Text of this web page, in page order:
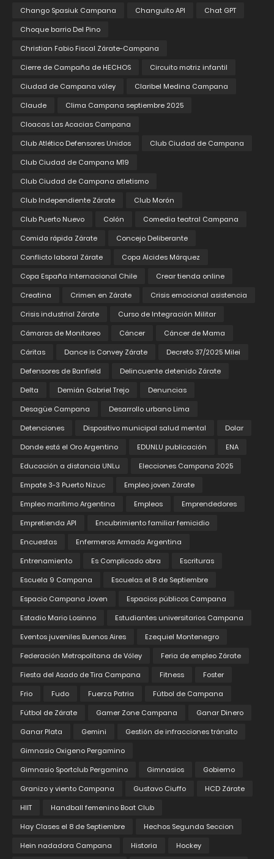
Chango Spasiuk Campana
Changuito API
Chat GPT
Choque barrio Del Pino
Christian Fabio Fiscal Zárate-Campana
Cierre de Campaña de HECHOS
Circuito motriz infantil
Ciudad de Campana vóley
Claribel Medina Campana
Claude
Clima Campana septiembre 2025
Cloacas Las Acacias Campana
Club Atlético Defensores Unidos
Club Ciudad de Campana
Club Ciudad de Campana M19
Club Ciudad de Campana atletismo
Club Independiente Zárate
Club Morón
Club Puerto Nuevo
Colón
Comedia teatral Campana
Comida rápida Zárate
Concejo Deliberante
Conflicto laboral Zárate
Copa Alcides Márquez
Copa España Internacional Chile
Crear tienda online
Creatina
Crimen en Zárate
Crisis emocional asistencia
Crisis industrial Zárate
Curso de Integración Militar
Cámaras de Monitoreo
Cáncer
Cáncer de Mama
Cáritas
Dance is Convey Zárate
Decreto 37/2025 Milei
Defensores de Banfield
Delincuente detenido Zárate
Delta
Demián Gabriel Trejo
Denuncias
Desagüe Campana
Desarrollo urbano Lima
Detenciones
Dispositivo municipal salud mental
Dolar
Donde está el Oro Argentino
EDUNLU publicación
ENA
Educación a distancia UNLu
Elecciones Campana 2025
Empate 3-3 Puerto Nizuc
Empleo joven Zárate
Empleo marítimo Argentina
Empleos
Emprendedores
Empretienda API
Encubrimiento familiar femicidio
Encuestas
Enfermeros Armada Argentina
Entrenamiento
Es Complicado obra
Escrituras
Escuela 9 Campana
Escuelas el 8 de Septiembre
Espacio Campana Joven
Espacios públicos Campana
Estadio Mario Losinno
Estudiantes universitarios Campana
Eventos juveniles Buenos Aires
Ezequiel Montenegro
Federación Metropolitana de Vóley
Feria de empleo Zárate
Fiesta del Asado de Tira Campana
Fitness
Foster
Frio
Fudo Fuerza Patria
Fútbol de Campana
Fútbol de Zárate
Gamer Zone Campana
Ganar Dinero
Ganar Plata
Gemini
Gestión de infracciones tránsito
Gimnasio Oxigeno Pergamino
Gimnasio Sportclub Pergamino
Gimnasios
Gobierno
Granizo y viento Campana
Gustavo Ciuffo
HCD Zárate
HIIT
Handball femenino Boat Club
Hay Clases el 8 de Septiembre
Hechos Segunda Seccion
Hein nadadora Campana
Historia
Hockey